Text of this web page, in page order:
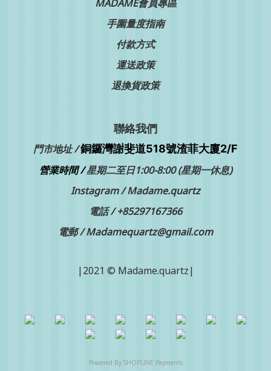
MADAME會員專區
手圍量度指南
付款方式
運送政策
退換貨政策
聯絡我們
門市地址 /銅鑼灣謝斐道518號渣菲大廈2/F
營業時間 /星期二至日1:00-8:00 (星期一休息)
Instagram /Madame.quartz
電話 /+85297167366
電郵 / Madamequartz@gmail.com
|2021 © Madame.quartz|
Powered By SHOPLINE Payments